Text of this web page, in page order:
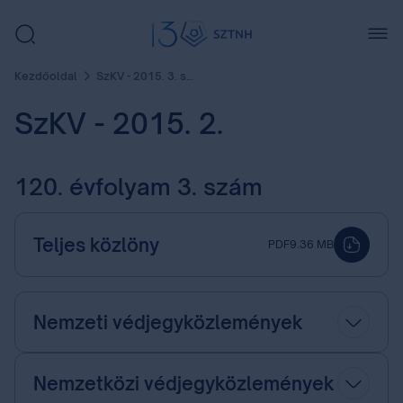
Kezdőoldal SzKV - 2015. 3. szám
SzKV - 2015. 2.
120. évfolyam 3. szám
Teljes közlöny PDF9.36 MB
Nemzeti védjegyközlemények
Nemzetközi védjegyközlemények